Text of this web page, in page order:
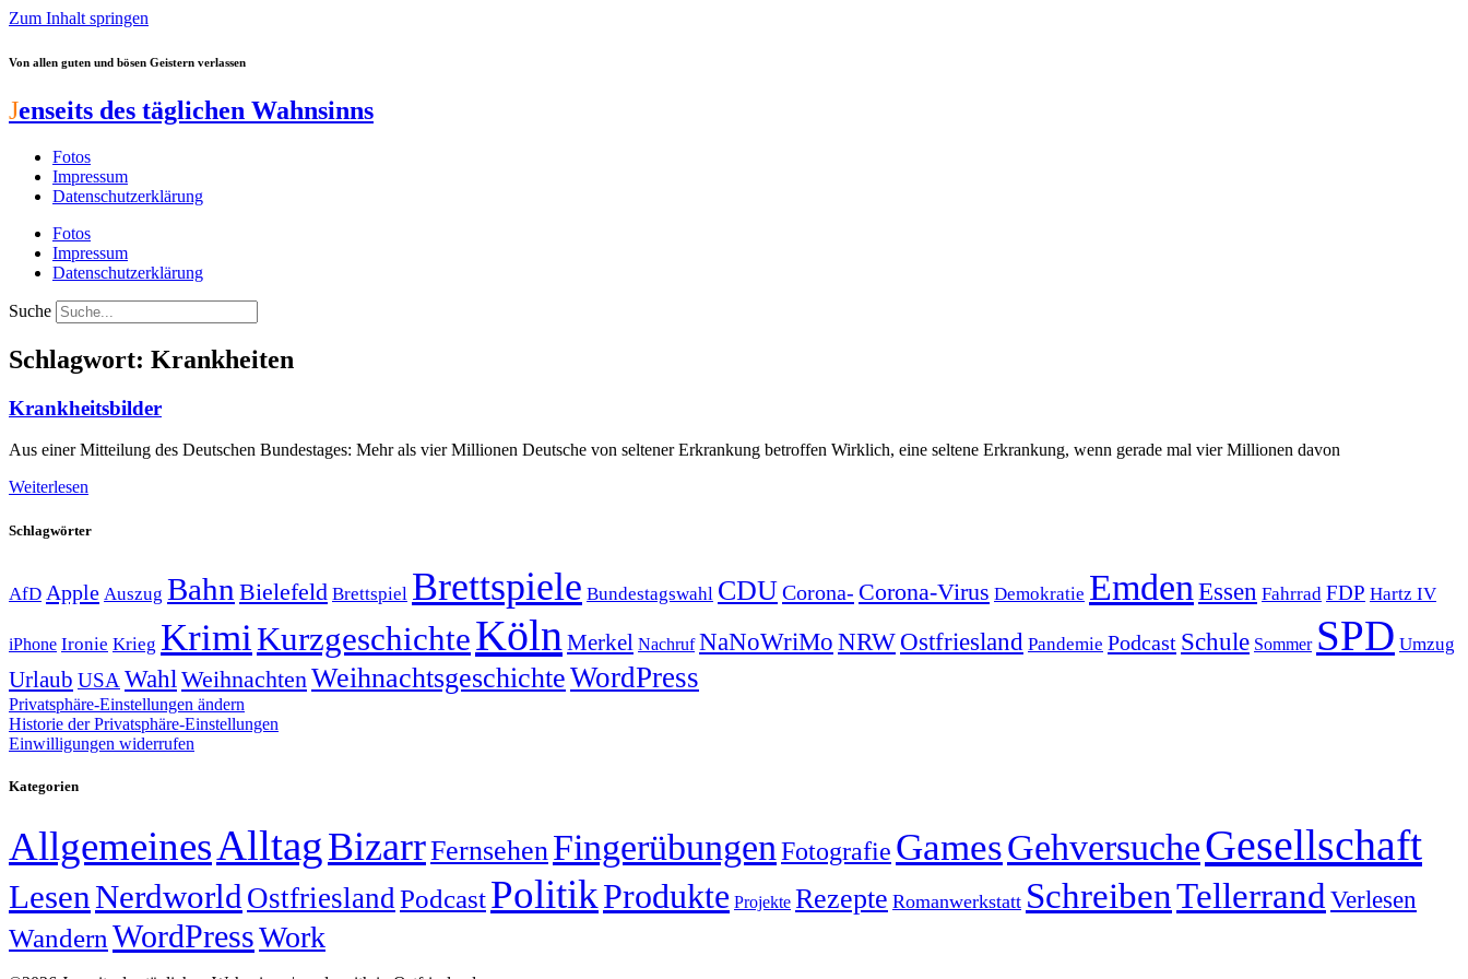
Zum Inhalt springen
Von allen guten und bösen Geistern verlassen
Jenseits des täglichen Wahnsinns
Fotos
Impressum
Datenschutzerklärung
Fotos
Impressum
Datenschutzerklärung
Suche
Schlagwort: Krankheiten
Krankheitsbilder
Aus einer Mitteilung des Deutschen Bundestages: Mehr als vier Millionen Deutsche von seltener Erkrankung betroffen Wirklich, eine seltene Erkrankung, wenn gerade mal vier Millionen davon
Weiterlesen
Schlagwörter
AfD Apple Auszug Bahn Bielefeld Brettspiel Brettspiele Bundestagswahl CDUCorona- Corona-Virus Demokratie Emden Essen Fahrrad FDP Hartz IV
iPhone Ironie Krieg Krimi KurzgeschichteKöln Merkel Nachruf NaNoWriMo NRWOstfriesland Pandemie Podcast Schule Sommer SPD Umzug
Urlaub USA Wahl Weihnachten WeihnachtsgeschichteWordPress
Privatsphäre-Einstellungen ändern
Historie der Privatsphäre-Einstellungen
Einwilligungen widerrufen
Kategorien
AllgemeinesAlltagBizarrFernsehenFingerübungen Fotografie GamesGehversucheGesellschaft
LesenNerdworld OstfrieslandPodcastPolitikProdukte Projekte Rezepte Romanwerkstatt SchreibenTellerrand Verlesen
Wandern WordPressWork